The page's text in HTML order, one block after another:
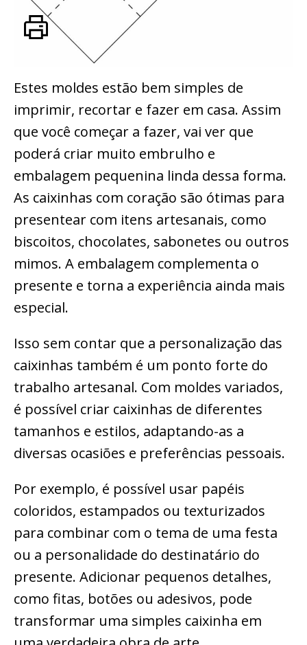
Estes moldes estão bem simples de
imprimir, recortar e fazer em casa. Assim
que você começar a fazer, vai ver que
poderá criar muito embrulho e
embalagem pequenina linda dessa forma.
As caixinhas com coração são ótimas para
presentear com itens artesanais, como
biscoitos, chocolates, sabonetes ou outros
mimos. A embalagem complementa o
presente e torna a experiência ainda mais
especial.
Isso sem contar que a personalização das
caixinhas também é um ponto forte do
trabalho artesanal. Com moldes variados,
é possível criar caixinhas de diferentes
tamanhos e estilos, adaptando-as a
diversas ocasiões e preferências pessoais.
Por exemplo, é possível usar papéis
coloridos, estampados ou texturizados
para combinar com o tema de uma festa
ou a personalidade do destinatário do
presente. Adicionar pequenos detalhes,
como fitas, botões ou adesivos, pode
transformar uma simples caixinha em